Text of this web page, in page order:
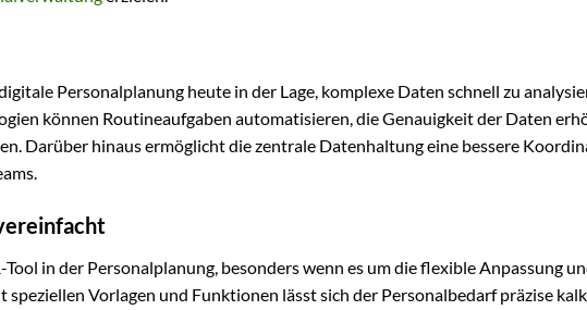
Personalplanung heute in der Lage, komplexe Daten schnell zu
können Routineaufgaben automatisieren, die Genauigkeit der Daten
Darüber hinaus ermöglicht die zentrale Datenhaltung eine bessere
in der Personalplanung, besonders wenn es um die flexible Anpassung
speziellen Vorlagen und Funktionen lässt sich der Personalbedarf präzise